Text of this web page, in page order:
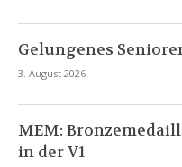
Gelungenes
3. August 2026
MEM:
in der V1